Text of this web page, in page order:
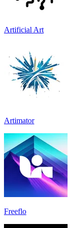
Artificial Art
Artimator
Freeflo